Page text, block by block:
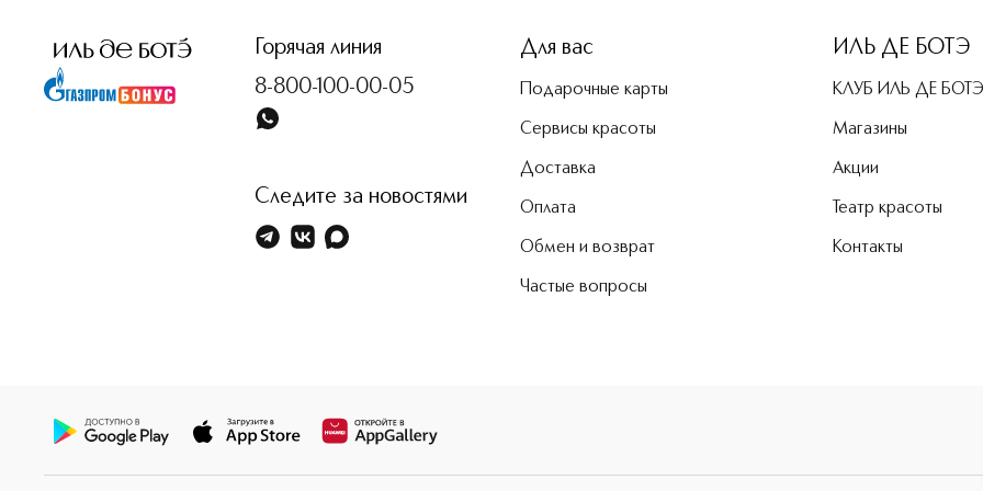
Горячая линия
8-800-100-00-05
Следите за новостями
Для вас
Подарочные карты
Сервисы красоты
Доставка
Оплата
Обмен и возврат
Частые вопросы
ИЛЬ ДЕ БОТЭ
КЛУБ ИЛЬ ДЕ БОТЭ
Магазины
Акции
Театр красоты
Контакты